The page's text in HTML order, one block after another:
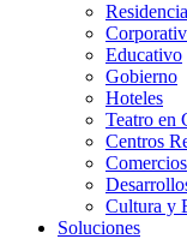
Educativo
Gobierno
Hoteles
Teatro en
Centros
Comercios
Cultura y
Soluciones